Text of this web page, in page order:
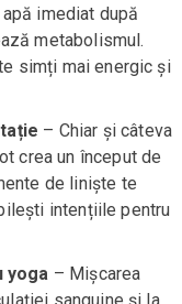
imediat după
metabolismul.
simți mai energic și
– Chiar și câteva
crea un început de
de liniște te
intențiile pentru
yoga – Mișcarea